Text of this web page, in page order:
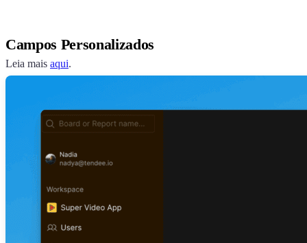
Campos Personalizados
Leia mais aqui.